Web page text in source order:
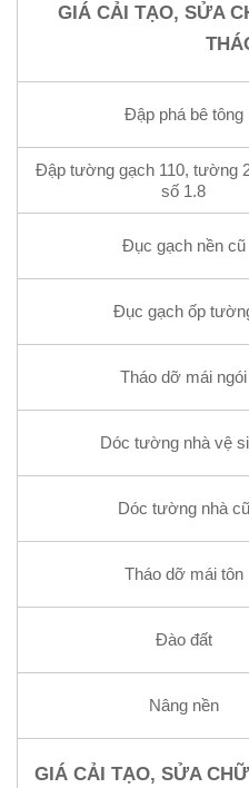
GIÁ CẢI TẠO, SỬA
Đập phá bê tông
Đập tường gạch 110, tường
số 1.8
Đục gạch nền cũ
Đục gạch ốp
Tháo dỡ mái ngói
Dóc tường nhà vệ
Dóc tường nhà cũ
Tháo dỡ mái tôn
Đào đất
Nâng nền
GIÁ CẢI TẠO, SỬA